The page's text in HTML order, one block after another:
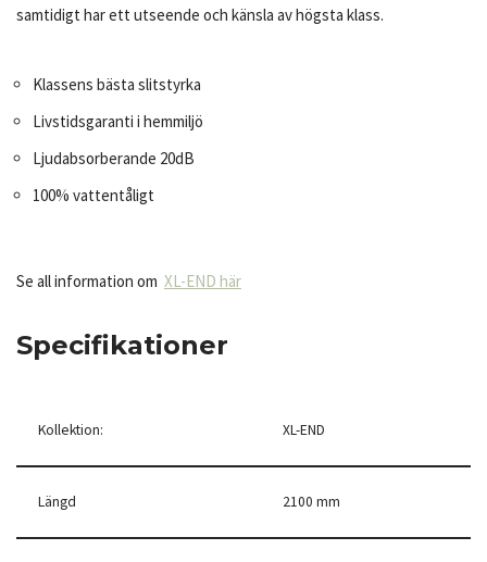
samtidigt har ett utseende och känsla av högsta klass.
Klassens bästa slitstyrka
Livstidsgaranti i hemmiljö
Ljudabsorberande 20dB
100% vattentåligt
Se all information om XL-END här
Specifikationer
Kollektion: XL-END
Längd 2100 mm